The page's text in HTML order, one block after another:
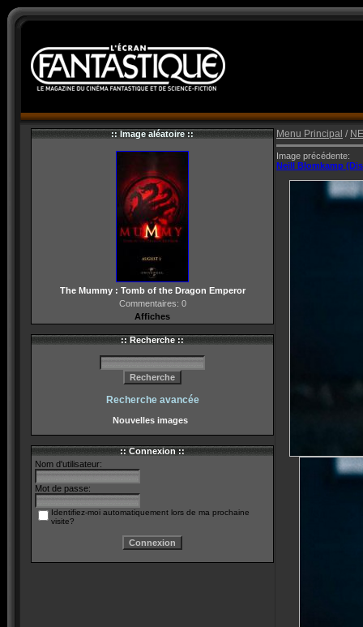
:: Image aléatoire ::
The Mummy : Tomb of the Dragon Emperor
Commentaires: 0
Affiches
:: Recherche ::
Recherche avancée
Nouvelles images
:: Connexion ::
Nom d'utilisateur:
Mot de passe:
Identifiez-moi automatiquement lors de ma prochaine
visite?
Menu Principal /
Image précédente:
Neill Blomkamp